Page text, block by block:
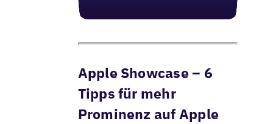
Apple Showcase – 6
Tipps für mehr
Prominenz auf Apple